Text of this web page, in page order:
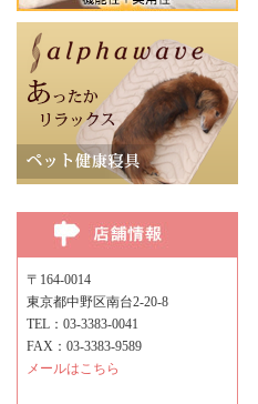
〒164-0014
東京都中野区南台2-20-8
TEL：03-3383-0041
FAX：03-3383-9589
メールはこちら